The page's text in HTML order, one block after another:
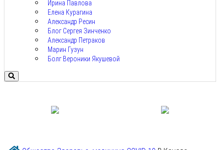
Ирина Павлова
Елена Курагина
Александр Ресин
Блог Сергея Зинченко
Александр Петраков
Марин Гузун
Болг Вероники Якушевой